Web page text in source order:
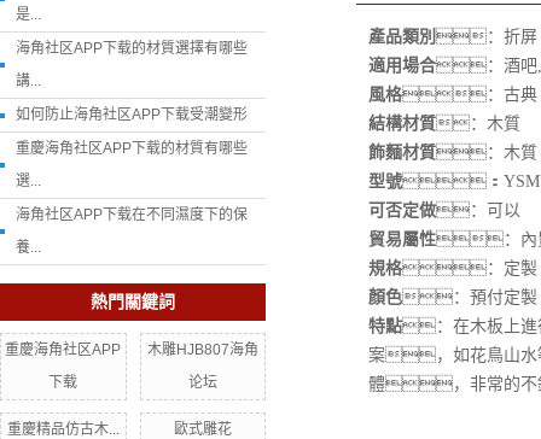
是...
海角社区APP下载的材質選擇有哪些
講...
如何防止海角社区APP下载受潮變形
重慶海角社区APP下载的材質有哪些
選...
海角社区APP下载在不同濕度下的保
養...
熱門關鍵詞
重慶海角社区APP
下载
木雕HJB807海角
论坛
重慶精品仿古木... 歐式雕花
產品類別 ：折屏
適用場合：酒吧,
風格：古典
結構材質：木質
飾麵材質：木質
型號：
可否定做：可以
貿易屬性：內
規格：定製
顏色：預付定製
特點： 在木板上
案，如花鳥山水
體，非常的